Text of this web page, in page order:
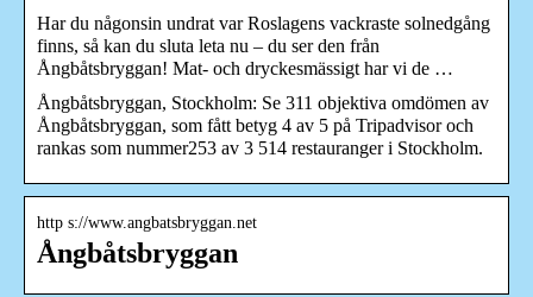
Har du någonsin undrat var Roslagens vackraste solnedgång
finns, så kan du sluta leta nu – du ser den från
Ångbåtsbryggan! Mat- och dryckesmässigt har vi de …
Ångbåtsbryggan, Stockholm: Se 311 objektiva omdömen av
Ångbåtsbryggan, som fått betyg 4 av 5 på Tripadvisor och
rankas som nummer253 av 3 514 restauranger i Stockholm.
http s://www.angbatsbryggan.net
Ångbåtsbryggan